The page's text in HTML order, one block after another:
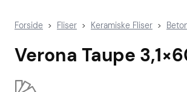
Forside > Fliser > Keramiske Fliser >
Verona Taupe